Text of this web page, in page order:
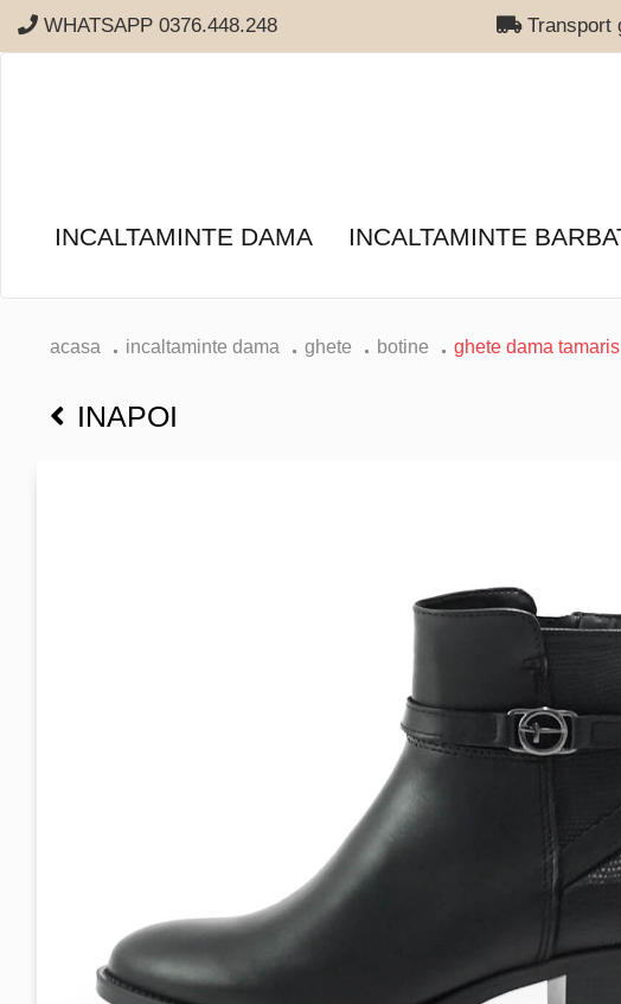
WHATSAPP 0376.448.248 Transport
INCALTAMINTE DAMA INCALTAMINTE
acasa incaltaminte dama ghete botine ghete dama tamaris
INAPOI